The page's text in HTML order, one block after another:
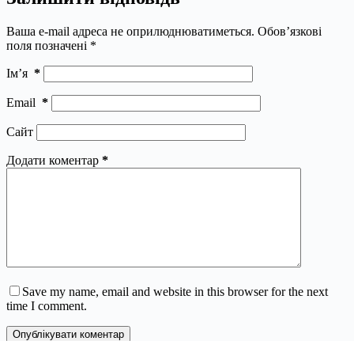
Ваша e-mail адреса не оприлюднюватиметься. Обов’язкові
поля позначені *
Ім’я *
Email *
Сайт
Додати коментар *
Save my name, email and website in this browser for the next
time I comment.
Опублікувати коментар